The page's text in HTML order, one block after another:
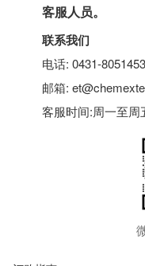
客服人员。
联系我们
电话: 0431-
邮箱:
客服时间:周一至周